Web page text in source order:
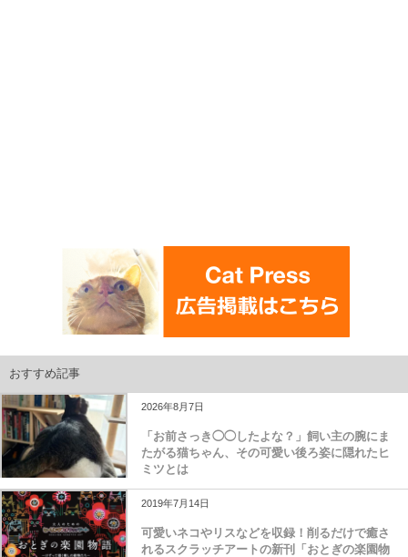
おすすめ記事
2026年8月7日
「お前さっき◯◯したよな？」飼い主の腕にま
たがる猫ちゃん、その可愛い後ろ姿に隠れたヒ
ミツとは
2019年7月14日
可愛いネコやリスなどを収録！削るだけで癒さ
れるスクラッチアートの新刊「おとぎの楽園物